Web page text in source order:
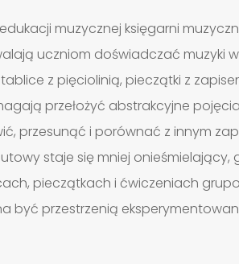
muzycznej księgarni
uczniom doświadczać muzyki
z pięciolinią, pieczątki z
przełożyć abstrakcyjne
przesunąć i porównać z innym
staje się mniej onieśmielający,
pieczątkach i ćwiczeniach
przestrzenią